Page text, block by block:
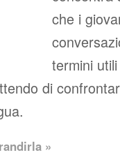
che i
termini
di
»